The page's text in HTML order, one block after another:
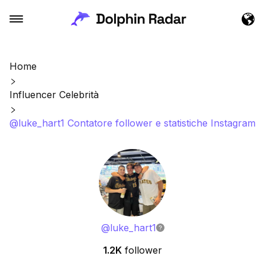
Home
Influencer Celebrità
@luke_hart1 Contatore follower e statistiche Instagram
@luke_hart1
1.2K follower